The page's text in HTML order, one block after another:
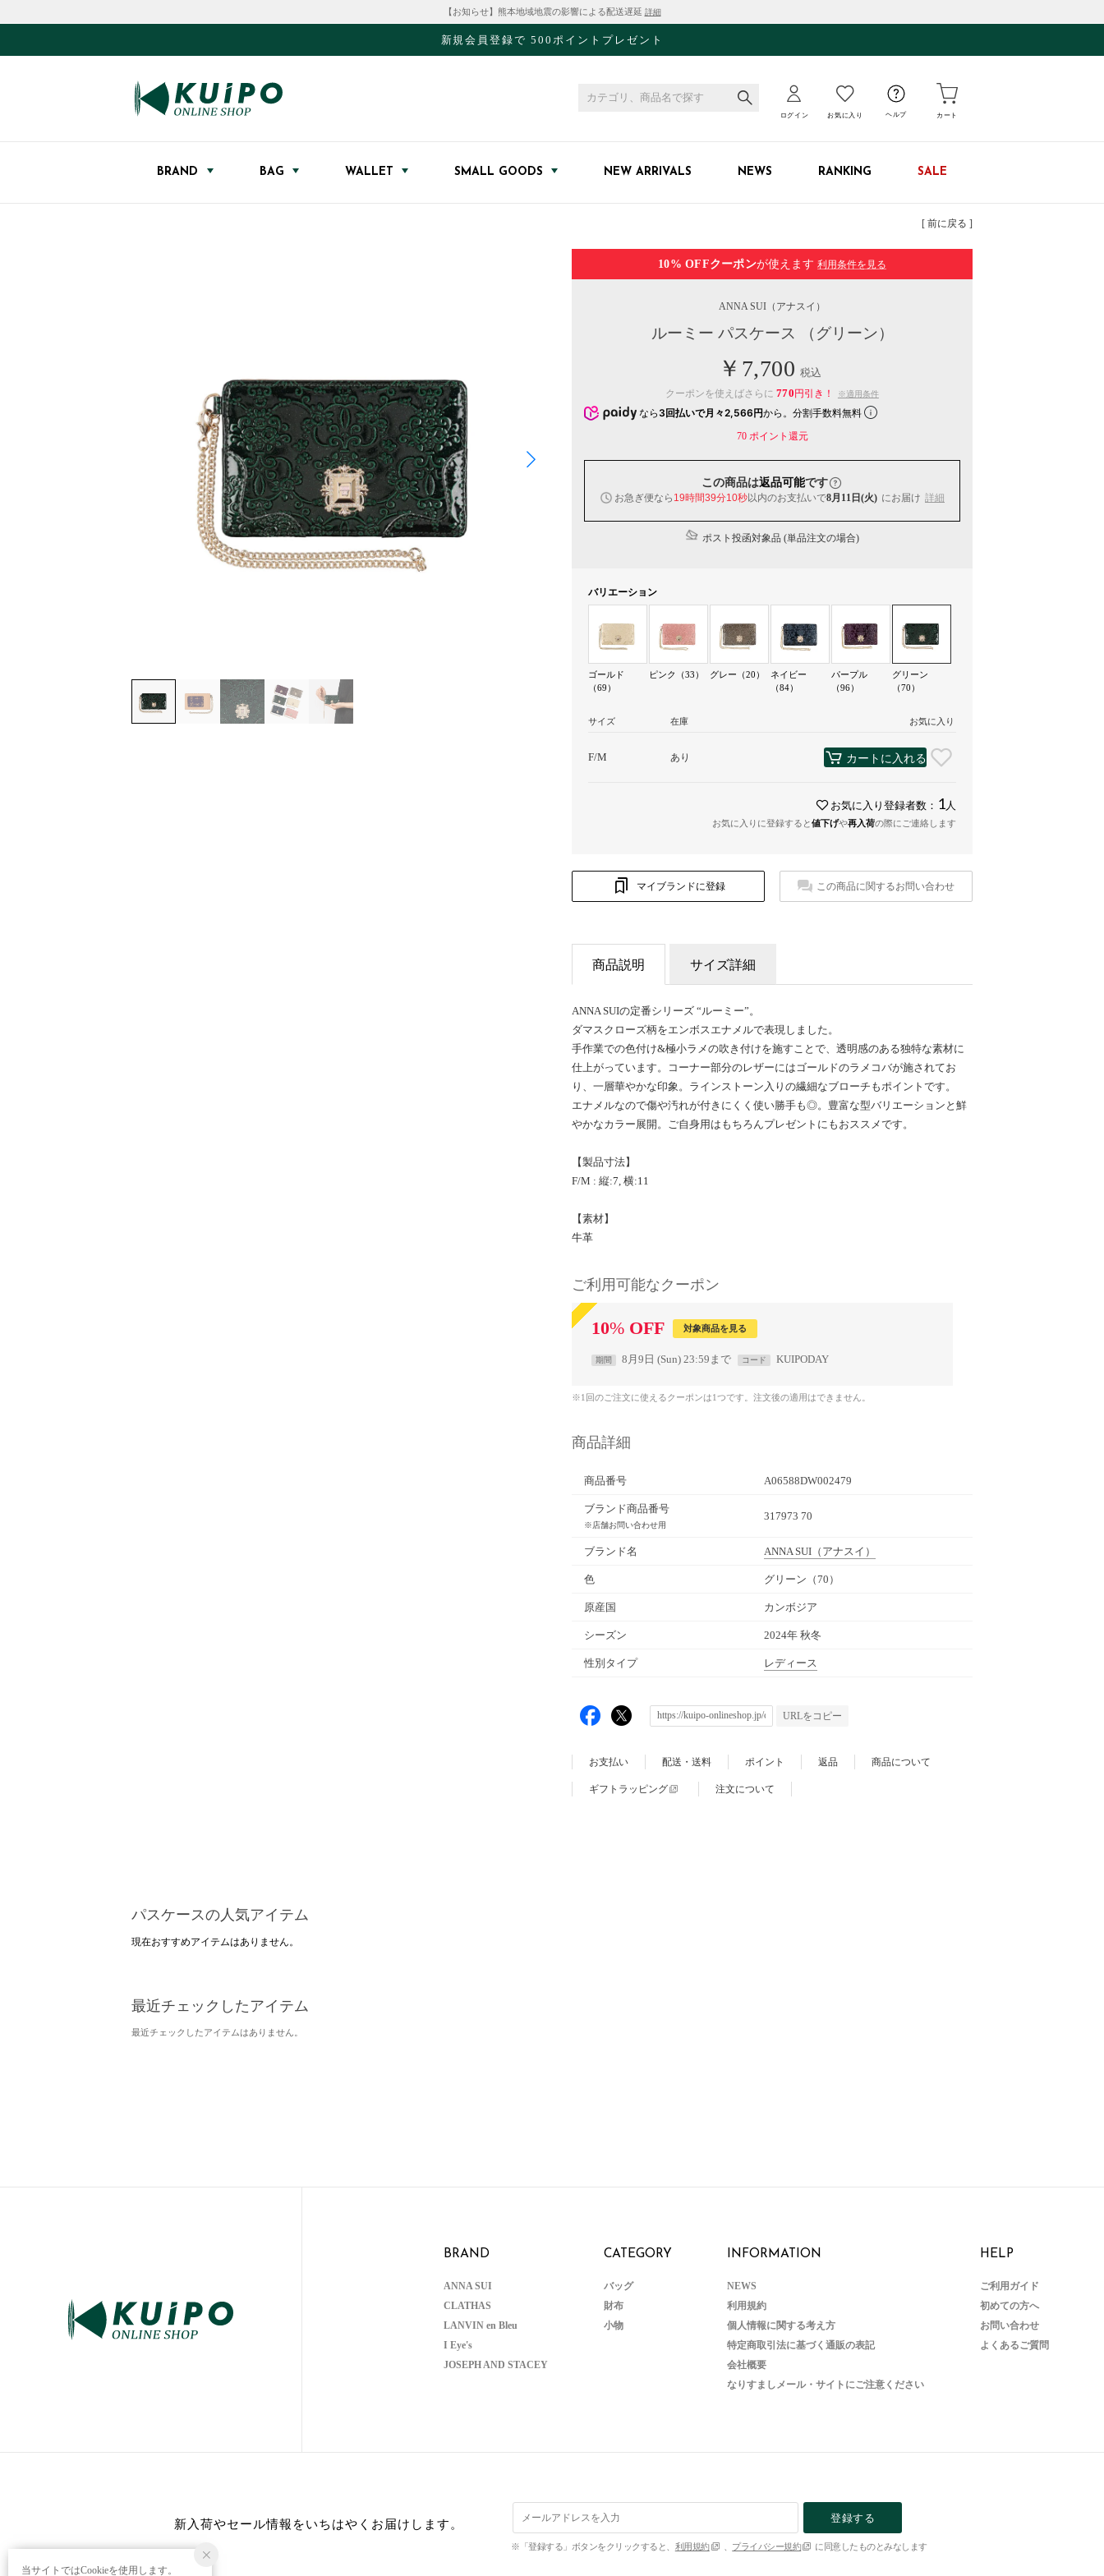
【お知らせ】熊本地域地震の影響による配送遅延 詳細
新規会員登録で 500ポイントプレゼント
ログイン お気に入り ヘルプ カート
BRAND BAG WALLET SMALL GOODS NEW ARRIVALS NEWS RANKING SALE
[ 前に戻る ]
10% OFFクーポンが使えます 利用条件を見る
ANNA SUI （アナスイ）
ルーミー パスケース （グリーン）
￥7,700 税込
クーポンを使えばさらに770 円引き！ ※適用条件
なら 3回払いで月々2,566円から。分割手数料無料
70ポイント還元
この商品は返品可能です
お急ぎ便なら 19時間39分09秒以内のお支払いで8月11日(火) にお届け 詳細
ポスト投函対象品 (単品注文の場合)
バリエーション
ゴールド
（69）
ピンク（33） グレー（20）
ネイビー
（84）
パープル
（96）
グリーン
（70）
サイズ 在庫 お気に入り
F/M あり カートに入れる
お気に入り登録者数： 1 人
お気に入りに登録すると値下げや再入荷の際にご連絡します
マイブランドに登録 この商品に関するお問い合わせ
商品説明 サイズ詳細
ANNA SUIの定番シリーズ “ルーミー”。
ダマスクローズ柄をエンボスエナメルで表現しました。
手作業での色付け&極小ラメの吹き付けを施すことで、透明感のある独特な素材に
仕上がっています。コーナー部分のレザーにはゴールドのラメコバが施されてお
り、一層華やかな印象。ラインストーン入りの繊細なブローチもポイントです。
エナメルなので傷や汚れが付きにくく使い勝手も◎。豊富な型バリエーションと鮮
やかなカラー展開。ご自身用はもちろんプレゼントにもおススメです。
【製品寸法】
F/M : 縦:7, 横:11
【素材】
牛革
ご利用可能なクーポン
10% OFF 対象商品を見る
期間 8月9日 (Sun) 23:59まで コード KUIPODAY
※1回のご注文に使えるクーポンは1つです。注文後の適用はできません。
商品詳細
商品番号 A06588DW002479
ブランド商品番号
※店舗お問い合わせ用
317973 70
ブランド名 ANNA SUI （アナスイ）
色 グリーン（70）
原産国 カンボジア
シーズン 2024年 秋冬
性別タイプ レディース
URLをコピー
お支払い 配送・送料 ポイント 返品 商品について
ギフトラッピング 注文について
パスケースの人気アイテム
現在おすすめアイテムはありません。
最近チェックしたアイテム
最近チェックしたアイテムはありません。
BRAND
ANNA SUI
CLATHAS
LANVIN en Bleu
I Eye's
JOSEPH AND STACEY
CATEGORY
バッグ
財布
小物
INFORMATION
NEWS
利用規約
個人情報に関する考え方
特定商取引法に基づく通販の表記
会社概要
なりすましメール・サイトにご注意ください
HELP
ご利用ガイド
初めての方へ
お問い合わせ
よくあるご質問
新入荷やセール情報をいちはやくお届けします。 登録する
※「登録する」ボタンをクリックすると、 利用規約 プライバシー規約 に同意したものとみなします
当サイトではCookieを使用します。